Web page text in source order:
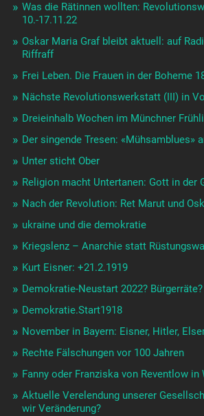
Was die Rätinnen wollten:
10.-17.11.22
Oskar Maria Graf bleibt aktuell: auf
Riffraff
Frei Leben. Die Frauen in der Boheme
Nächste Revolutionswerkstatt (III) in
Dreieinhalb Wochen im Münchner
Der singende Tresen: «Mühsamblues»
Unter sticht Ober
Religion macht Untertanen: Gott in der
Nach der Revolution: Ret Marut und
ukraine und die demokratie
Kriegslenz – Anarchie statt
Kurt Eisner: +21.2.1919
Demokratie-Neustart 2022? Bürgerräte?
Demokratie.Start1918
November in Bayern: Eisner, Hitler,
Rechte Fälschungen vor 100 Jahren
Fanny oder Franziska von Reventlow in
Aktuelle Verelendung unserer
wir Veränderung?